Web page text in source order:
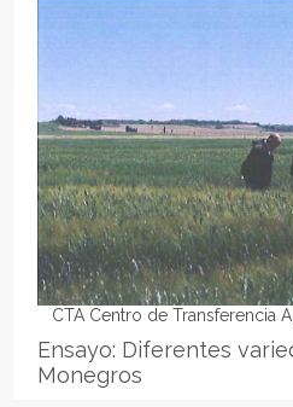
CTA Centro de Transferencia
Ensayo: Diferentes
Monegros